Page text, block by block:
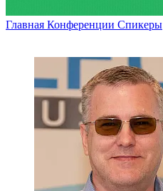
Главная Конференции Спикеры